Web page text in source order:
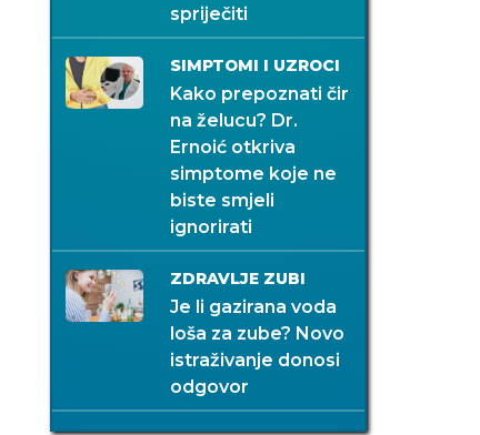
spriječiti
SIMPTOMI I UZROCI
Kako prepoznati čir
na želucu? Dr.
Ernoić otkriva
simptome koje ne
biste smjeli
ignorirati
ZDRAVLJE ZUBI
Je li gazirana voda
loša za zube? Novo
istraživanje donosi
odgovor